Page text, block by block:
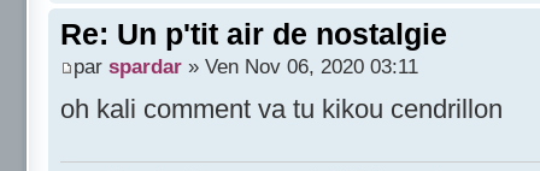
Re: Un p'tit air de nostalgie
par spardar » Ven Nov 06, 2020 03:11
oh kali comment va tu kikou cendrillon